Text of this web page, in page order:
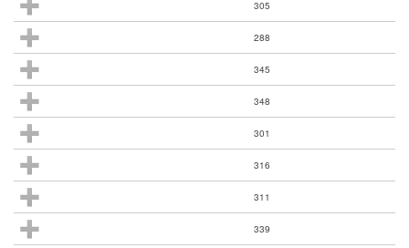
305
288
345
348
301
316
311
339